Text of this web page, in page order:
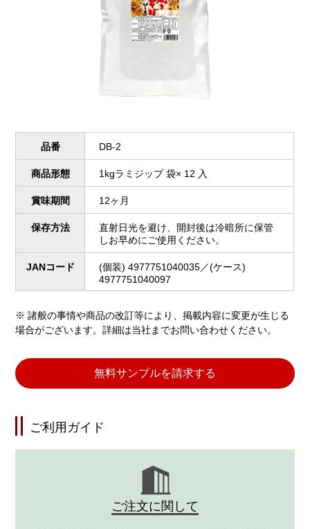
品番 DB-2
商品形態 1kgラミジップ 袋× 12 入
賞味期間 12ヶ月
保存方法
直射日光を避け、開封後は冷暗所に保管
しお早めにご使用ください。
JANコード
(個装) 4977751040035／(ケース)
4977751040097
※ 諸般の事情や商品の改訂等により、掲載内容に変更が生じる
場合がございます。詳細は当社までお問い合わせください。
無料サンプルを請求する
ご利用ガイド
ご注文に関して